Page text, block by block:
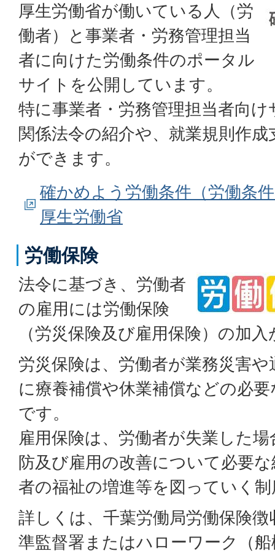
厚生労働省が働いている人（労
働者）と事業者・労務管理担当
者に向けた労働条件のポータル
サイトを公開しています。
特に事業者・労務管理担当者向
関係法令の紹介や、就業規則作
ができます。
確かめよう労働条件（労働条
厚生労働省
労働保険
法令に基づき、労働者
の雇用には労働保険
（労災保険及び雇用保険）の加
労災保険は、労働者が業務災害
に療養補償や休業補償などの必
です。
雇用保険は、労働者が失業した
防及び雇用の改善について必要
者の福祉の増進等を図っていく
詳しくは、千葉労働局労働保険
準監督署またはハローワーク（